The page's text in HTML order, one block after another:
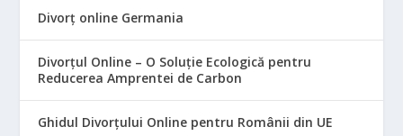
Divorț online Germania
Divorțul Online – O Soluție Ecologică pentru
Reducerea Amprentei de Carbon
Ghidul Divorțului Online pentru Românii din UE